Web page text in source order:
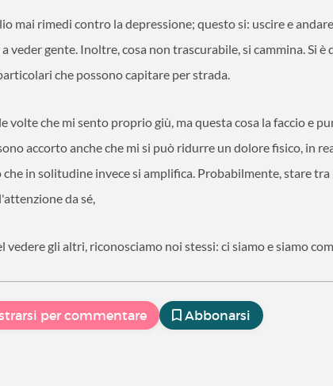
mai rimedi contro la depressione; questo si: uscire e
veder gente. Inoltre, cosa non trascurabile, si cammina. Si
che possono capitare per strada.
volte che mi sento proprio giù, ma questa cosa la faccio e
accorto anche che mi si può ridurre un dolore fisico, in
in solitudine invece si amplifica. Probabilmente, stare tra
da sé,
vedere gli altri, riconosciamo noi stessi: ci siamo e siamo
per commentare Abbonarsi